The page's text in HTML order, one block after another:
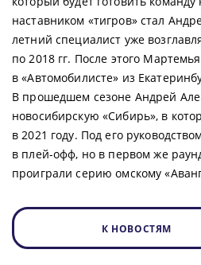
наставником «тигров» стал
летний специалист уже
по 2018 гг. После этого
в «Автомобилисте» из
В прошедшем сезоне Андрей
новосибирскую «Сибирь», в
в 2021 году. Под его
в плей-офф, но в первом же
проиграли серию омскому
К НОВОСТЯМ